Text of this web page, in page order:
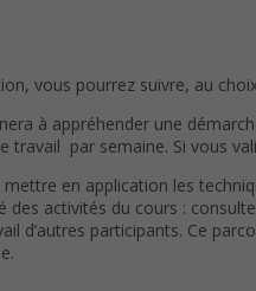
vous pourrez suivre, au
à appréhender une
travail par semaine. Si vous
en application les
des activités du cours :
d’autres participants. Ce